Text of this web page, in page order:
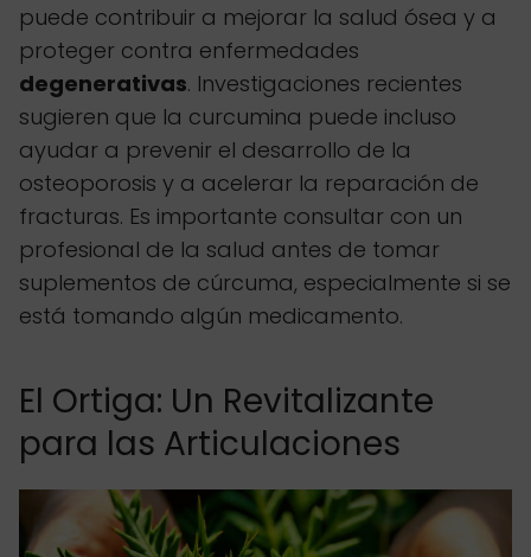
puede contribuir a mejorar la salud ósea y a
proteger contra enfermedades
degenerativas. Investigaciones recientes
sugieren que la curcumina puede incluso
ayudar a prevenir el desarrollo de la
osteoporosis y a acelerar la reparación de
fracturas. Es importante consultar con un
profesional de la salud antes de tomar
suplementos de cúrcuma, especialmente si se
está tomando algún medicamento.
El Ortiga: Un Revitalizante
para las Articulaciones